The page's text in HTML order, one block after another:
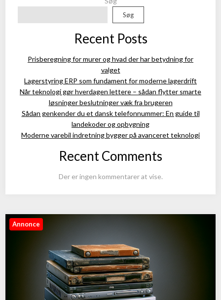
Søg
Recent Posts
Prisberegning for murer og hvad der har betydning for
valget
Lagerstyring ERP som fundament for moderne lagerdrift
Når teknologi gør hverdagen lettere – sådan flytter smarte
løsninger beslutninger væk fra brugeren
Sådan genkender du et dansk telefonnummer: En guide til
landekoder og opbygning
Moderne varebil indretning bygger på avanceret teknologi
Recent Comments
Der er ingen kommentarer at vise.
Annonce